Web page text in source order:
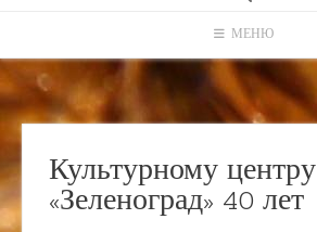
МЕНЮ
Культурному центру
«Зеленоград» 40 лет